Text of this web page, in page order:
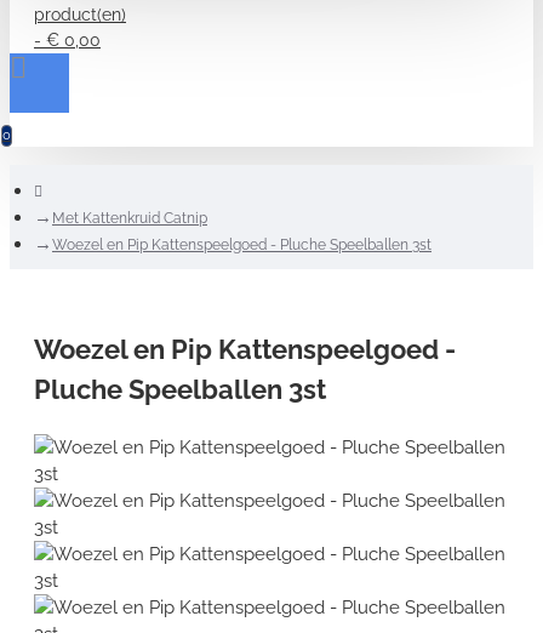
product(en)
- € 0,00
0
Met Kattenkruid Catnip
Woezel en Pip Kattenspeelgoed - Pluche Speelballen 3st
Woezel en Pip Kattenspeelgoed -
Pluche Speelballen 3st